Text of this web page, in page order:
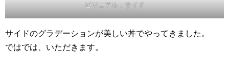
ビジュアル：サイド
サイドのグラデーションが美しい丼でやってきました。
ではでは、いただきます。